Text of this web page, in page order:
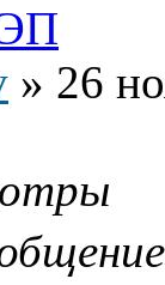
» 26